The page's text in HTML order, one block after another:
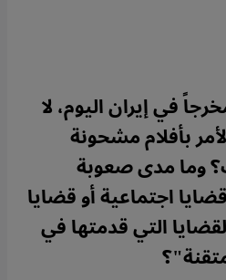
في إيران اليوم، لا
بأفلام مشحونة
وما مدى صعوبة
اجتماعية أو قضايا
التي قدمتها في